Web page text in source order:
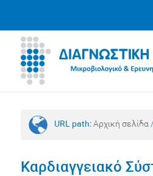
URL path: Αρχική σελίδα
Καρδιαγγειακό